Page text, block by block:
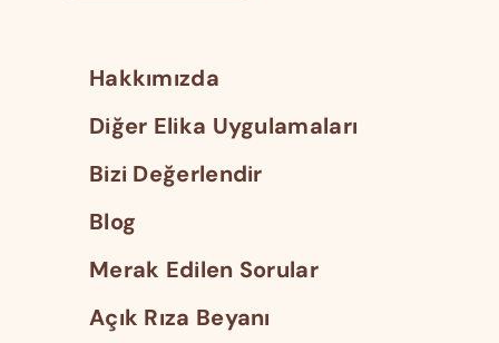
Hakkımızda
Diğer Elika Uygulamaları
Bizi Değerlendir
Blog
Merak Edilen Sorular
Açık Rıza Beyanı